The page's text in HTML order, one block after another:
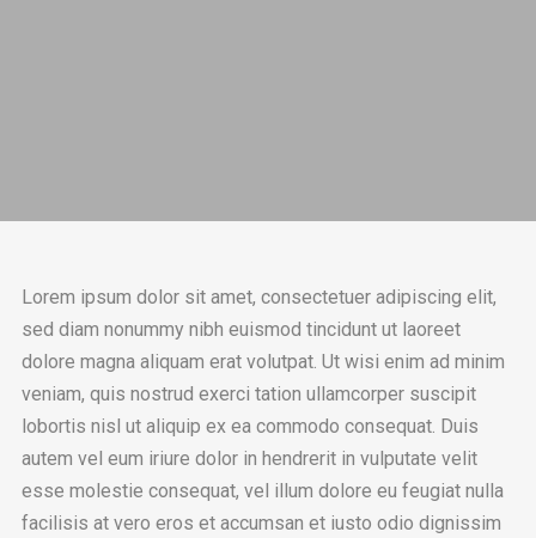
Lorem ipsum dolor sit amet, consectetuer adipiscing elit,
sed diam nonummy nibh euismod tincidunt ut laoreet
dolore magna aliquam erat volutpat. Ut wisi enim ad minim
veniam, quis nostrud exerci tation ullamcorper suscipit
lobortis nisl ut aliquip ex ea commodo consequat. Duis
autem vel eum iriure dolor in hendrerit in vulputate velit
esse molestie consequat, vel illum dolore eu feugiat nulla
facilisis at vero eros et accumsan et iusto odio dignissim